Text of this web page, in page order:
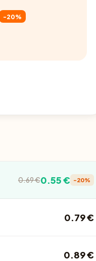
-20%
0.69 €0.55 € -20%
0.79 €
0.89 €